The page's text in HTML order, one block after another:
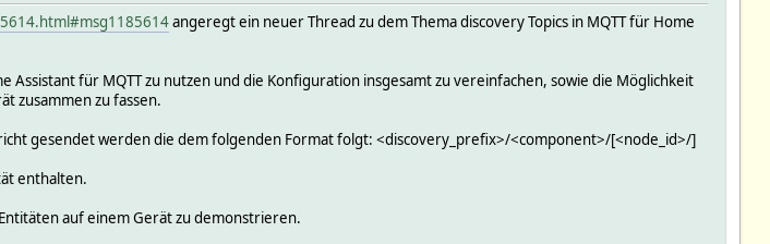
angeregt ein neuer Thread zu dem Thema discovery Topics in MQTT für Home
Assistant für MQTT zu nutzen und die Konfiguration insgesamt zu vereinfachen, sowie die Möglichkeit
zusammen zu fassen.
gesendet werden die dem folgenden Format folgt: <discovery_prefix>/<component>/[<node_id>/]
enthalten.
auf einem Gerät zu demonstrieren.